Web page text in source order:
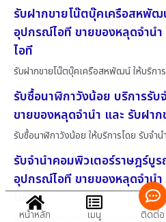
รับฝากขายโน๊ตบุ๊คเครือสหพัฒ
อุปกรณ์ไอที ขายของหลุดจำน
ไอที
รับฝากขายโน๊ตบุ๊คเครือสหพัฒน์ ให้บริกา
รับซื้อนาฬิกาวังน้อย บริการรั
ขายของหลุดจำนำ และ รับฝา
รับซื้อนาฬิกาวังน้อย ให้บริการโดย รับจํา
รับจำนำคอมพิวเตอร์ราษฎร์บู
อุปกรณ์ไอที ขายของหลุดจำน
ไอที
รับจำนำคอมพิวเตอร์ราษฎร์บูรณะ ให้บริ
หน้าหลัก เมนู ติดต่อ